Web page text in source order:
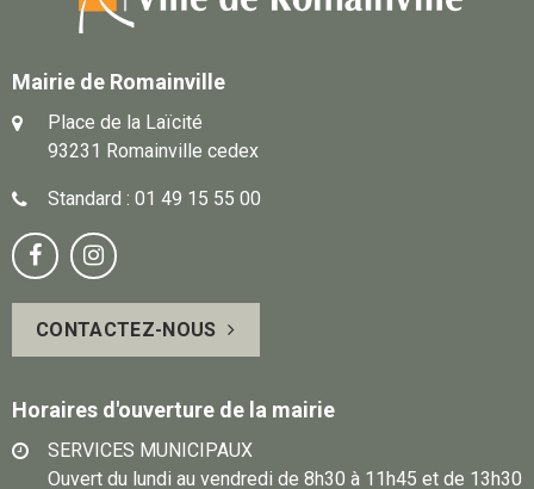
Mairie de Romainville
Place de la Laïcité
93231 Romainville cedex
Standard : 01 49 15 55 00
Notre
Facebook
Suivez-
sur
CONTACTEZ-NOUS
Horaires d'ouverture de la mairie
SERVICES MUNICIPAUX
Ouvert du lundi au vendredi de 8h30 à 11h45 et de 13h30